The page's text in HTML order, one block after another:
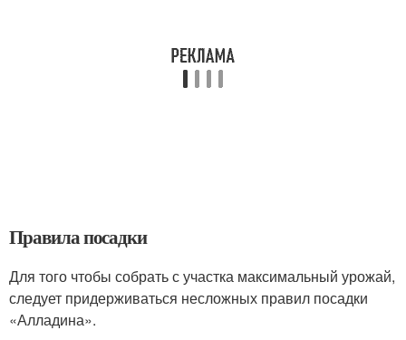
Правила посадки
Для того чтобы собрать с участка максимальный урожай,
следует придерживаться несложных правил посадки
«Алладина».